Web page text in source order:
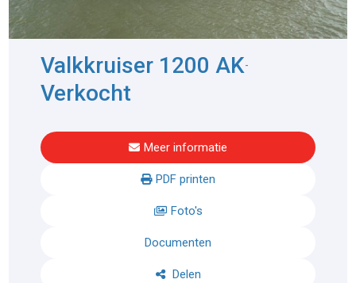
Valkkruiser 1200 AK-
Verkocht
Meer informatie
PDF printen
Foto's
Documenten
Delen